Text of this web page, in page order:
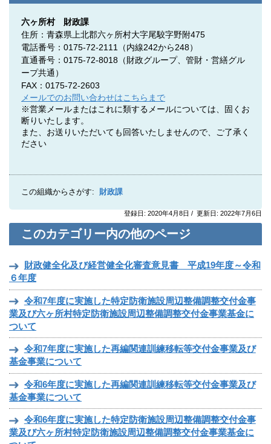
六ヶ所村 財政課
住所：青森県上北郡六ヶ所村大字尾駮字野附475
電話番号：0175-72-2111（内線242から248）
直通番号：0175-72-8018（財政グループ、管財・営繕グル
ープ共通）
FAX：0175-72-2603
メールでのお問い合わせはこちらまで
※営業メールまたはこれに類するメールについては、固くお
断りいたします。
また、お送りいただいても回答いたしませんので、ご了承く
ださい
この組織からさがす: 財政課
登録日: 2020年4月8日 / 更新日: 2022年7月6日
このカテゴリー内の他のページ
財政健全化及び経営健全化審査意見書 平成19年度～令和
６年度
令和7年度に実施した特定防衛施設周辺整備調整交付金事
業及び六ヶ所村特定防衛施設周辺整備調整交付金事業基金に
ついて
令和7年度に実施した再編関連訓練移転等交付金事業及び
基金事業について
令和6年度に実施した再編関連訓練移転等交付金事業及び
基金事業について
令和6年度に実施した特定防衛施設周辺整備調整交付金事
業及び六ヶ所村特定防衛施設周辺整備調整交付金事業基金に